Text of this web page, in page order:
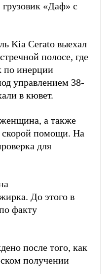
грузовик «Даф» с
Kia Cerato выехал
полосе, где
по инерции
управлением 38-
в кювет.
женщина, а также
скорой помощи. На
для
До этого в
факту
после того, как
получении